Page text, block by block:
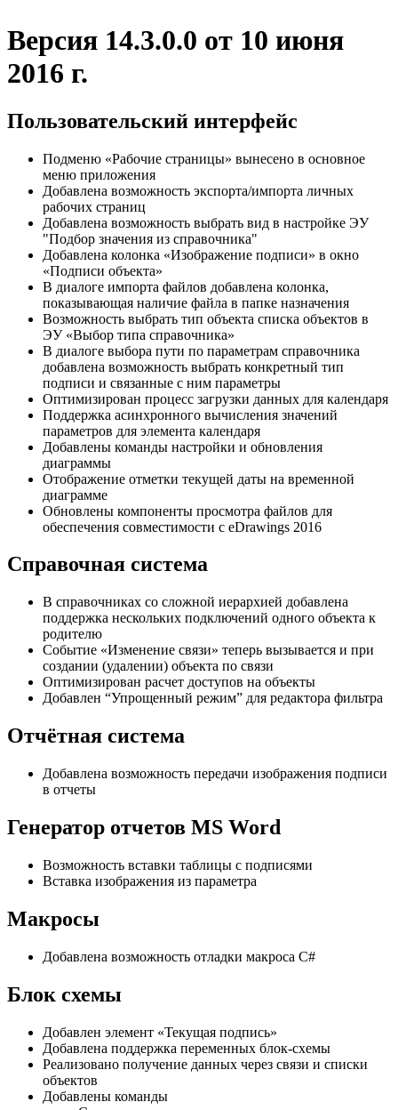
Версия 14.3.0.0 от 10 июня
2016 г.
Пользовательский интерфейс
Подменю «Рабочие страницы» вынесено в основное
меню приложения
Добавлена возможность экспорта/импорта личных
рабочих страниц
Добавлена возможность выбрать вид в настройке ЭУ
"Подбор значения из справочника"
Добавлена колонка «Изображение подписи» в окно
«Подписи объекта»
В диалоге импорта файлов добавлена колонка,
показывающая наличие файла в папке назначения
Возможность выбрать тип объекта списка объектов в
ЭУ «Выбор типа справочника»
В диалоге выбора пути по параметрам справочника
добавлена возможность выбрать конкретный тип
подписи и связанные с ним параметры
Оптимизирован процесс загрузки данных для календаря
Поддержка асинхронного вычисления значений
параметров для элемента календаря
Добавлены команды настройки и обновления
диаграммы
Отображение отметки текущей даты на временной
диаграмме
Обновлены компоненты просмотра файлов для
обеспечения совместимости с eDrawings 2016
Справочная система
В справочниках со сложной иерархией добавлена
поддержка нескольких подключений одного объекта к
родителю
Событие «Изменение связи» теперь вызывается и при
создании (удалении) объекта по связи
Оптимизирован расчет доступов на объекты
Добавлен “Упрощенный режим” для редактора фильтра
Отчётная система
Добавлена возможность передачи изображения подписи
в отчеты
Генератор отчетов MS Word
Возможность вставки таблицы с подписями
Вставка изображения из параметра
Макросы
Добавлена возможность отладки макроса C#
Блок схемы
Добавлен элемент «Текущая подпись»
Добавлена поддержка переменных блок-схемы
Реализовано получение данных через связи и списки
объектов
Добавлены команды